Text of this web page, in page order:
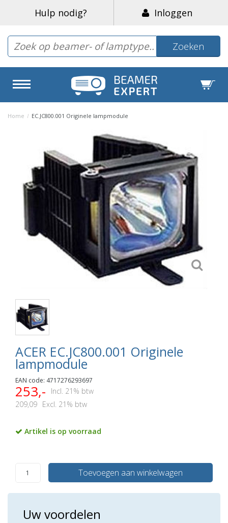
Hulp nodig? Inloggen
Zoeken
Home / EC.JC800.001 Originele lampmodule
ACER EC.JC800.001 Originele
lampmodule
EAN code: 4717276293697
253,-
Incl. 21% btw
209,09 Excl. 21% btw
Artikel is op voorraad
Toevoegen aan winkelwagen
Uw voordelen